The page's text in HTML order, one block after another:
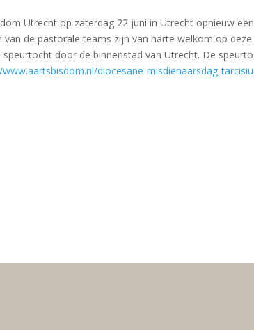
Utrecht op zaterdag 22 juni in Utrecht opnieuw
de pastorale teams zijn van harte welkom op
door de binnenstad van Utrecht. De
diocesane-misdienaarsdag-